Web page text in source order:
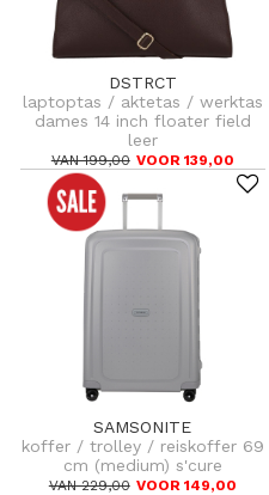
DSTRCT
laptoptas / aktetas / werktas
dames 14 inch floater field
leer
VAN 199,00 VOOR 139,00
SAMSONITE
koffer / trolley / reiskoffer 69
cm (medium) s'cure
VAN 229,00 VOOR 149,00